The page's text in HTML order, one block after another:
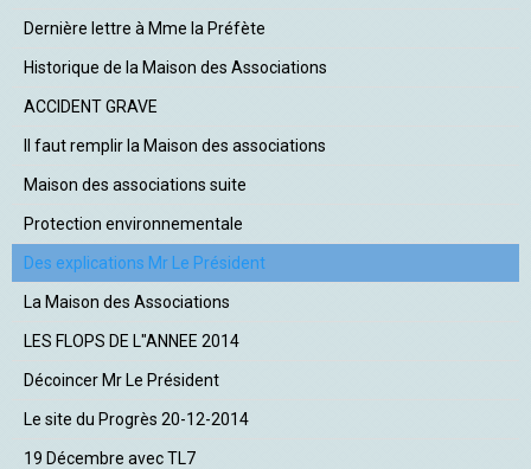
Dernière lettre à Mme la Préfète
Historique de la Maison des Associations
ACCIDENT GRAVE
Il faut remplir la Maison des associations
Maison des associations suite
Protection environnementale
Des explications Mr Le Président
La Maison des Associations
LES FLOPS DE L"ANNEE 2014
Décoincer Mr Le Président
Le site du Progrès 20-12-2014
19 Décembre avec TL7